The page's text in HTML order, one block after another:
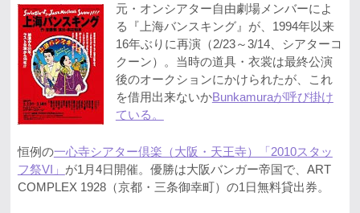
元・オンシアター自由劇場メンバーによ
る『上海バンスキング』が、1994年以来
16年ぶりに再演（2/23～3/14、シアターコ
クーン）。当時の道具・衣裳は最終公演
後のオークションにかけられたが、これ
を借用出来ないかBunkamuraが呼び掛け
ている。
恒例の一心寺シアター倶楽（大阪・天王寺）「2010スタッ
フ祭VI」 が1月4日開催。優勝は大阪バンガー帝国で、ART
COMPLEX 1928（京都・三条御幸町）の1日無料貸出券。